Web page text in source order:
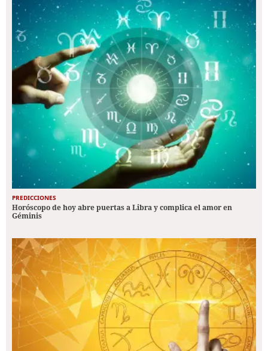
PREDICCIONES
Horóscopo de hoy abre puertas a Libra y complica el amor en
Géminis